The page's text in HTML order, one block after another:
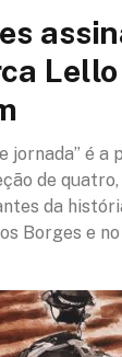
jornada” é a
de
da
Borges e